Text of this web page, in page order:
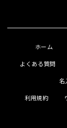
ホーム
よくある質問
名
利用規約